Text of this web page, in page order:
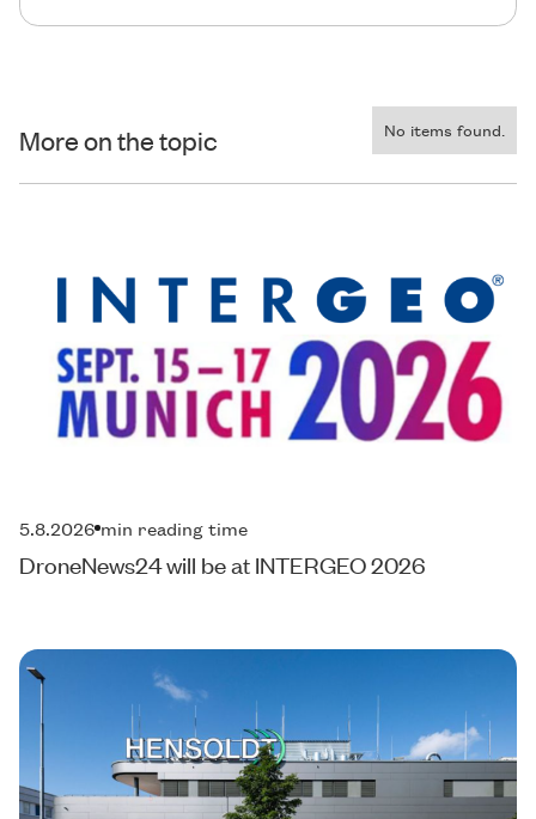
More on the topic No items found.
5.8.2026 min reading time
DroneNews24 will be at INTERGEO 2026